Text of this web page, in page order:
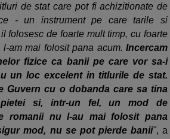
de stat care pot fi achizitionate de
- un instrument pe care tarile si
folosesc de foarte mult timp, cu foarte
am mai folosit pana acum. Incercam
fizice ca banii pe care vor sa-i
un loc excelent in titlurile de stat.
Guvern cu o dobanda care sa tina
si, intr-un fel, un mod de
romanii nu l-au mai folosit pana
mod, nu se pot pierde banii", a